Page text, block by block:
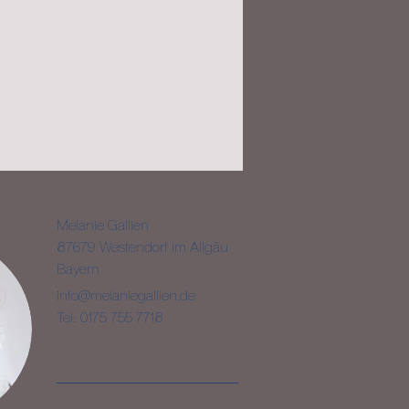
Melanie Gallien
87679 Westendorf im Allgäu
Bayern
info@melaniegallien.de
Tel: 0175 755 7718